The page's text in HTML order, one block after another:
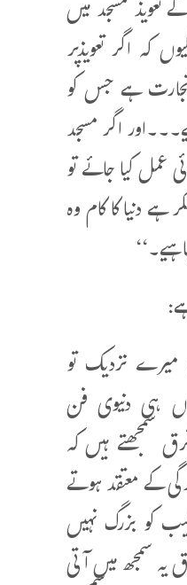
تعویذ مسجد میں
کہ اگر تعویذپر
ہے جس کو
اگر مسجد
عمل کیا جائے تو
دنیا کا کام وہ
میرے نزدیک تو
ہی دنیوی فن
سمجھتے ہیں کہ
کے معتقد ہوتے
کو بزرگ نہیں
یہ سمجھ میں آتی